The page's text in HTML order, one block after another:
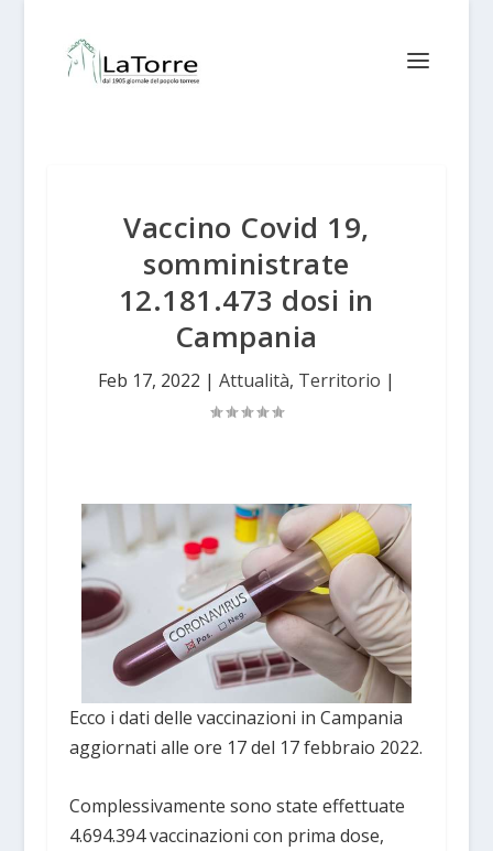
Vaccino Covid 19,
somministrate
12.181.473 dosi in
Campania
Feb 17, 2022 | Attualità, Territorio |
Ecco i dati delle vaccinazioni in Campania
aggiornati alle ore 17 del 17 febbraio 2022.
Complessivamente sono state effettuate
4.694.394 vaccinazioni con prima dose,